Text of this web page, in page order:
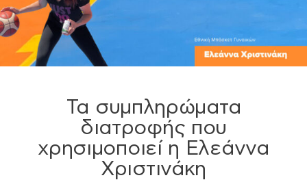
Τα συμπληρώματα
διατροφής που
χρησιμοποιεί η Ελεάννα
Χριστινάκη